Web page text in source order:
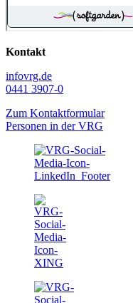
Kontakt
infovrg.de
0441 3907-0
Zum Kontaktformular
Personen in der VRG